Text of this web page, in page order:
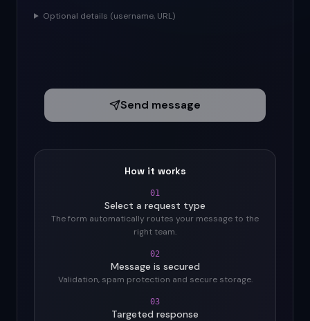
Optional details (username, URL)
Send message
How it works
01
Select a request type
The form automatically routes your message to the
right team.
02
Message is secured
Validation, spam protection and secure storage.
03
Targeted response